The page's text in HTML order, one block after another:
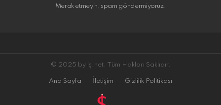
Merak etmeyin, spam göndermiyoruz.
© 2025 by iş.net. Tüm Hakları Saklıdır.
Ana Sayfa İletişim Gizlilik Politikası